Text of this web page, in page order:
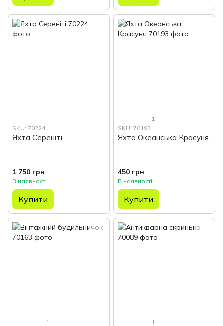
SKU: 70224
Яхта Сереніті
1 750 грн
В наявності
Купити
1
SKU: 70193
Яхта Океанська Красуня
450 грн
В наявності
Купити
1
1